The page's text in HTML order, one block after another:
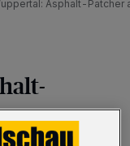
Asphalt-Patcher